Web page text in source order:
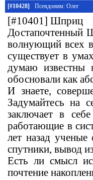
[#10428] Псевдоним: Олег
[#10401] Шприц
Достапочтенный
волнующий всех
существует в
думаю известны
обосновали как
И знаете,
Задумайтесь на
заключает в
работающие в
лет назад ученые
спутники, вывод
Есть ли смысл
почтение